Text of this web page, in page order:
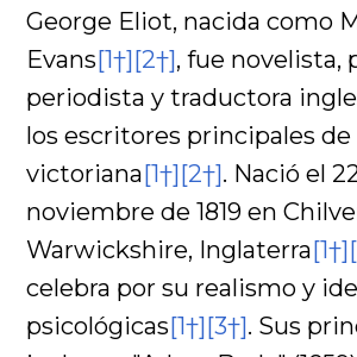
George Eliot, nacida como
Evans[1†][2†], fue novelista,
periodista y traductora
los escritores principales de
victoriana[1†][2†]. Nació el
noviembre de 1819 en
Warwickshire, Inglaterra[1†]
celebra por su realismo y
psicológicas[1†][3†]. Sus